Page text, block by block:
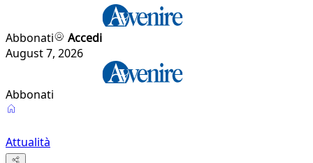
Abbonati
Accedi
August 7, 2026
Abbonati
Attualità